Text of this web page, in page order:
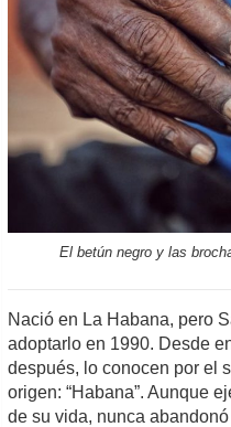
El betún negro y las
Nació en La Habana, pero
adoptarlo en 1990. Desde
después, lo conocen por el
origen: “Habana”. Aunque
de su vida, nunca